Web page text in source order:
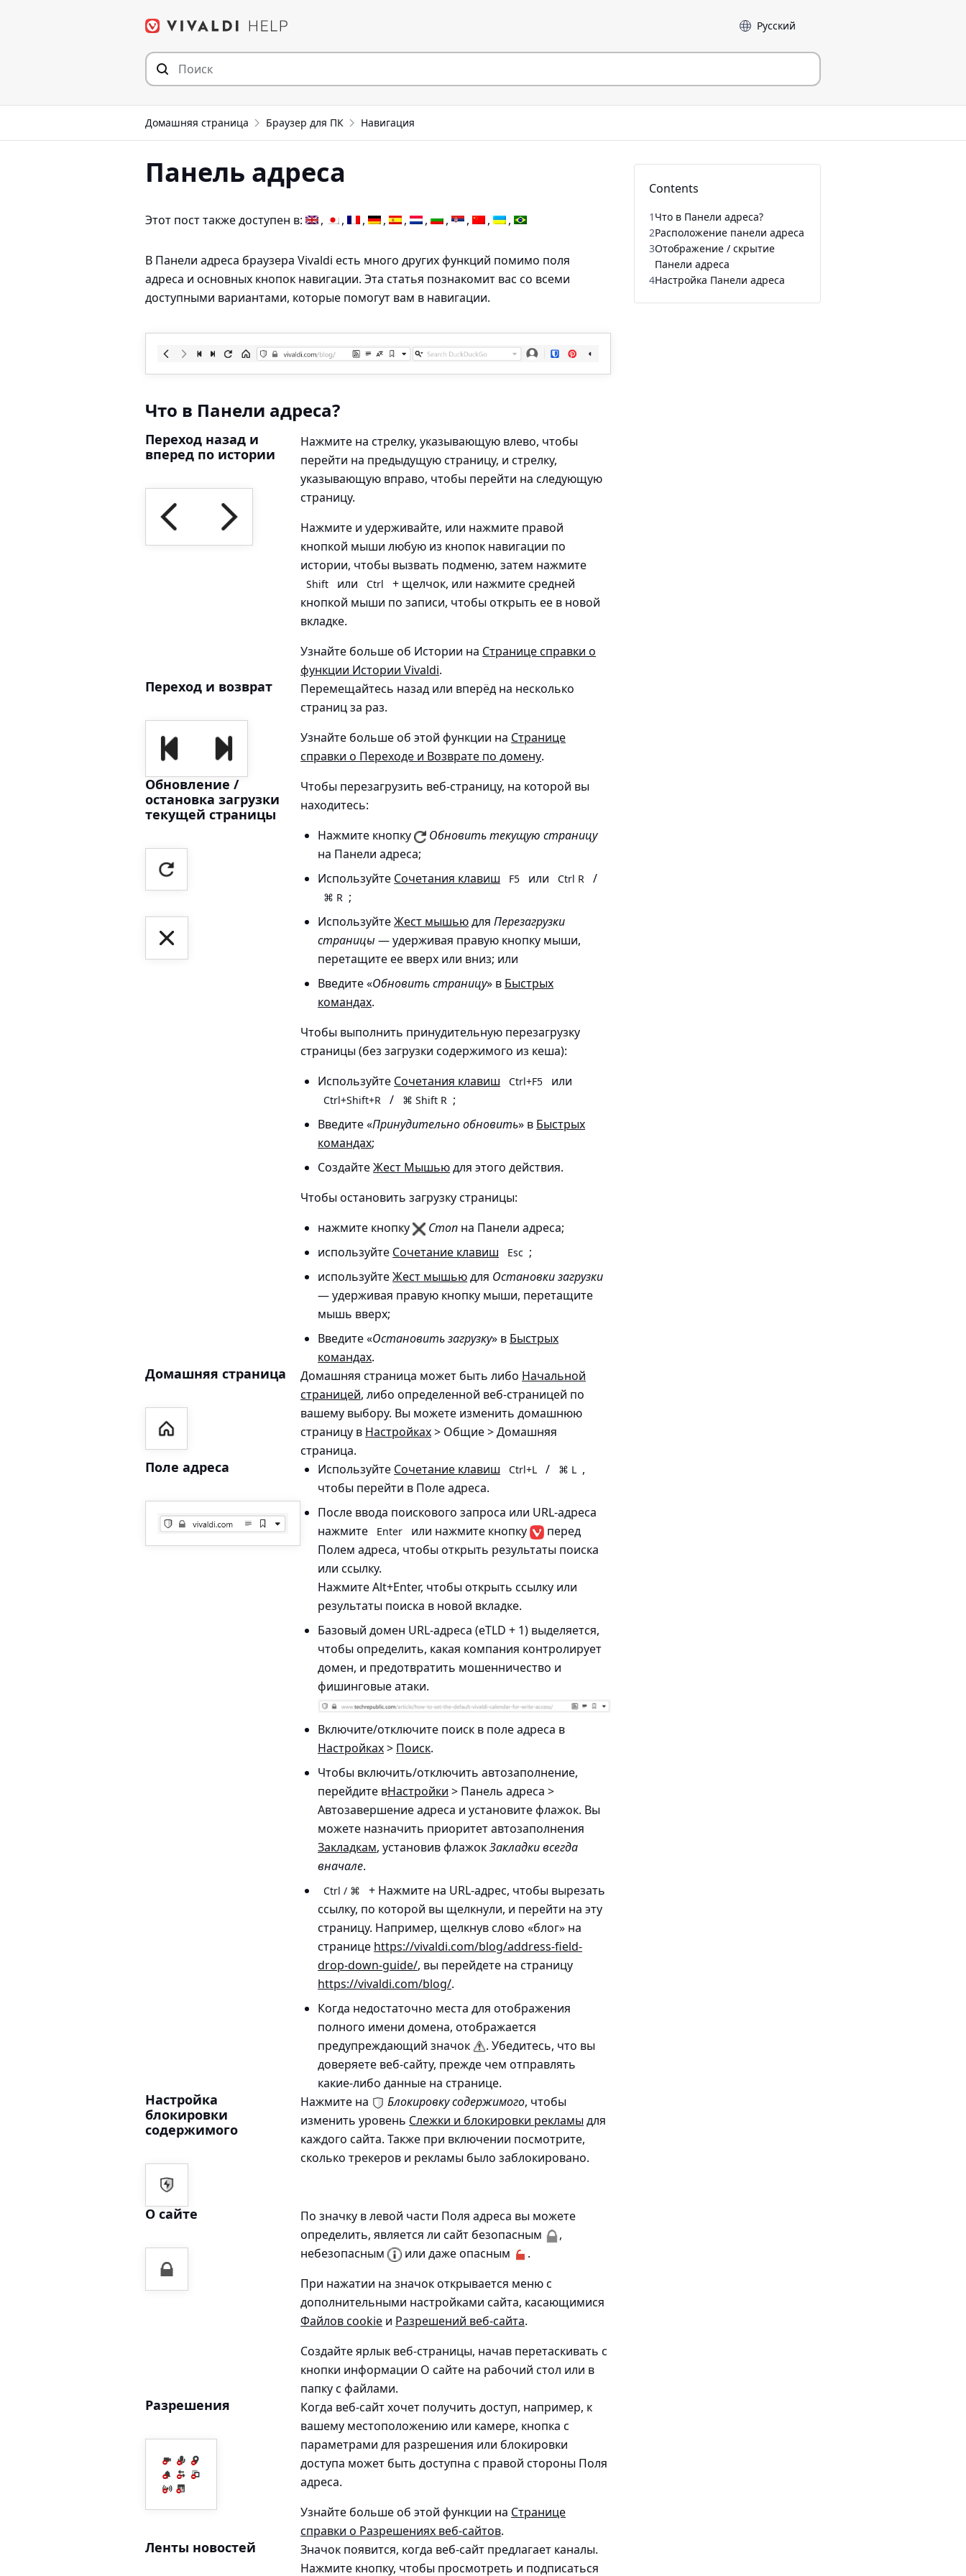
Language
Домашняя страница Браузер для ПК Навигация
Панель адреса
Этот пост также доступен в:
В Панели адреса браузера Vivaldi есть много других функций помимо поля
адреса и основных кнопок навигации. Эта статья познакомит вас со всеми
доступными вариантами, которые помогут вам в навигации.
Что в Панели адреса?
Переход назад и
вперед по истории
Нажмите на стрелку, указывающую влево, чтобы
перейти на предыдущую страницу, и стрелку,
указывающую вправо, чтобы перейти на следующую
страницу.
Нажмите и удерживайте, или нажмите правой
кнопкой мыши любую из кнопок навигации по
истории, чтобы вызвать подменю, затем нажмите
Shift или Ctrl
+ щелчок, или нажмите средней
кнопкой мыши по записи, чтобы открыть ее в новой
вкладке.
Узнайте больше об Истории на Странице справки о
функции Истории Vivaldi.
Переход и возврат
Перемещайтесь назад или вперёд на несколько
страниц за раз.
Узнайте больше об этой функции на Странице
справки о Переходе и Возврате по домену.
Обновление /
остановка загрузки
текущей страницы
Чтобы перезагрузить веб-страницу, на которой вы
находитесь:
Нажмите кнопку
Обновить текущую страницу
на Панели адреса;
Используйте Сочетания клавиш F5 или Ctrl R /
⌘ R ;
ИспользуйтеЖест мышьюдляПерезагрузки
страницы — удерживая правую кнопку мыши,
перетащите ее вверх или вниз; или
Введите «Обновить страницу» в Быстрых
командах.
Чтобы выполнить принудительную перезагрузку
страницы (без загрузки содержимого из кеша):
Используйте Сочетания клавиш Ctrl+F5 или
Ctrl+Shift+R / ⌘ Shift R ;
Введите «Принудительно обновить» в Быстрых
командах;
СоздайтеЖест Мышьюдля этого действия.
Чтобы остановить загрузку страницы:
нажмите кнопку
Стоп на Панели адреса;
используйте Сочетание клавиш Esc ;
используйтеЖест мышьюдля Остановки загрузки
— удерживая правую кнопку мыши, перетащите
мышь вверх;
Введите «Остановить загрузку» в Быстрых
командах.
Домашняя страница Домашняя страница может быть либо Начальной
страницей, либо определенной веб-страницей по
вашему выбору. Вы можете изменить домашнюю
страницу в Настройках> Общие > Домашняя
страница.
Поле адреса Используйте Сочетание клавиш Ctrl+L / ⌘ L ,
чтобы перейти в Поле адреса.
После ввода поискового запроса или URL-адреса
нажмите
Enter или нажмите кнопку
перед
Полем адреса, чтобы открыть результаты поиска
или ссылку.
Нажмите Alt+Enter, чтобы открыть ссылку или
результаты поиска в новой вкладке.
Базовый домен URL-адреса (eTLD + 1) выделяется,
чтобы определить, какая компания контролирует
домен, и предотвратить мошенничество и
фишинговые атаки.
Включите/отключите поиск в поле адреса в
Настройках> Поиск.
Чтобы включить/отключить автозаполнение,
перейдите вНастройки > Панель адреса >
Автозавершение адреса и установите флажок. Вы
можете назначить приоритет автозаполнения
Закладкам, установив флажокЗакладки всегда
вначале.
Ctrl / ⌘
+ Нажмите на URL-адрес, чтобы вырезать
ссылку, по которой вы щелкнули, и перейти на эту
страницу. Например, щелкнув слово «блог» на
странице https://vivaldi.com/blog/address-field-
drop-down-guide/, вы перейдете на страницу
https://vivaldi.com/blog/.
Когда недостаточно места для отображения
полного имени домена, отображается
предупреждающий значок
. Убедитесь, что вы
доверяете веб-сайту, прежде чем отправлять
какие-либо данные на странице.
Настройка
блокировки
содержимого
Нажмите на Блокировку содержимого, чтобы
изменить уровень Слежки и блокировки рекламы для
каждого сайта. Также при включении посмотрите,
сколько трекеров и рекламы было заблокировано.
О сайте
По значку в левой части Поля адреса вы можете
определить, является ли сайт безопасным
,
небезопасным
или даже опасным
.
При нажатии на значок открывается меню с
дополнительными настройками сайта, касающимися
Файлов cookie и Разрешений веб-сайта.
Создайте ярлык веб-страницы, начав перетаскивать с
кнопки информации О сайте на рабочий стол или в
папку с файлами.
Разрешения
Когда веб-сайт хочет получить доступ, например, к
вашему местоположению или камере, кнопка с
параметрами для разрешения или блокировки
доступа может быть доступна с правой стороны Поля
адреса.
Узнайте больше об этой функции на Странице
справки о Разрешениях веб-сайтов.
Ленты новостей
Значок появится, когда веб-сайт предлагает каналы.
Нажмите кнопку, чтобы просмотреть и подписаться
Contents
1 Что в Панели адреса?
2Расположение панели адреса
3Отображение / скрытие
Панели адреса
4Настройка Панели адреса